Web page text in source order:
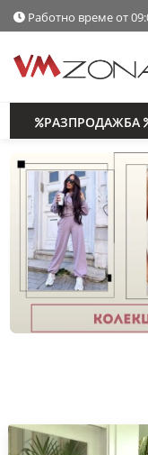
Работно време от
РАЗПРОДАЖБА